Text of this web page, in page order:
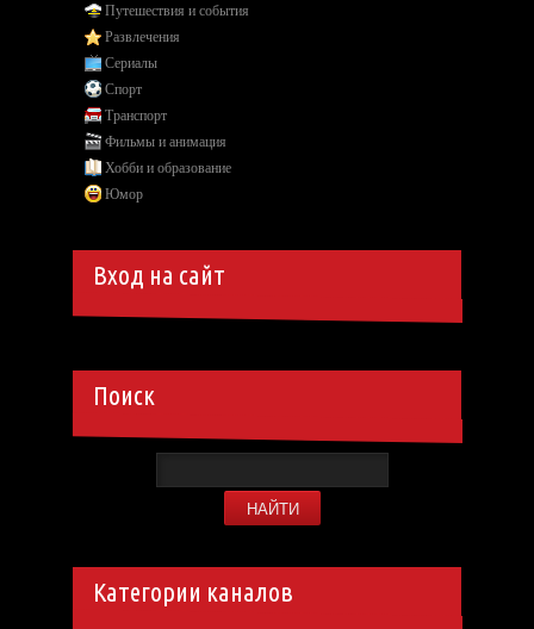
Путешествия и события
Развлечения
Сериалы
Спорт
Транспорт
Фильмы и анимация
Хобби и образование
Юмор
Вход на сайт
Поиск
Категории каналов